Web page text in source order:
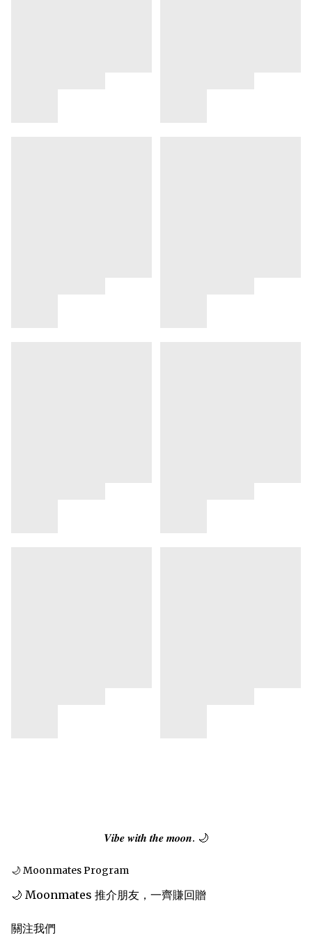
𝑽𝒊𝒃𝒆 𝒘𝒊𝒕𝒉 𝒕𝒉𝒆 𝒎𝒐𝒐𝒏. 🌙
🌙 Moonmates Program
🌙 Moonmates 推介朋友，一齊賺回贈
關注我們